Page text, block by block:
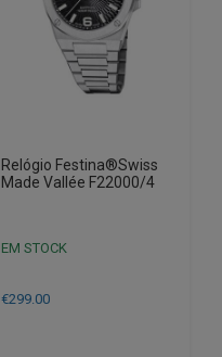
Relógio Festina®Swiss
Made Vallée F22000/4
EM STOCK
€299.00